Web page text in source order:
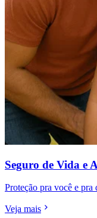
Seguro de Vida e
Proteção pra você e pra
Veja mais